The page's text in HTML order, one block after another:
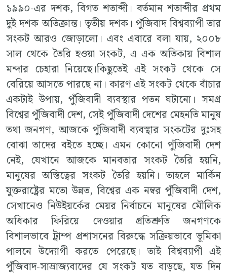
১৯৯০-এর দশক, বিগত শতাব্দী। বর্তমান শতাব্দীর প্রথম
দুই দশক অতিক্রান্ত। তৃতীয় দশক। পুঁজিবাদ বিশ্বব্যাপী তার
সংকট আরও জোড়ালো। এবং এবারে বলা যায়, ২০০৮
সাল থেকে তৈরি হওয়া সংকট, এ এক অতিকায় বিশাল
মন্দার চেহারা নিয়েছে।কিছুতেই এই সংকট থেকে সে
বেরিয়ে আসতে পারছে না। কারণ এই সংকট থেকে বাঁচার
একটাই উপায়, পুঁজিবাদী ব্যবস্থার পতন ঘটানো। সমগ্র
বিশ্বের পুঁজিবাদী দেশ, সেই পুঁজিবাদী দেশের মেহনতি মানুষ
তথা জনগণ, আজকে পুঁজিবাদী ব্যবস্থার সংকটের দুঃসহ
বোঝা তাদের বইতে হচ্ছে। এমন কোনো পুঁজিবাদী দেশ
নেই, যেখানে আজকে মানবতার সংকট তৈরি হয়নি,
মানুষের অস্তিত্বের সংকট তৈরি হয়নি। তাহলে মার্কিন
যুক্তরাষ্ট্রের মতো উন্নত, বিশ্বের এক নম্বর পুঁজিবাদী দেশ,
সেখানেও নিউইয়র্কের মেয়র নির্বাচনে মানুষের মৌলিক
অধিকার ফিরিয়ে দেওয়ার প্রতিশ্রুতি জনগণকে
বিশালভাবে ট্রাম্প প্রশাসনের বিরুদ্ধে সক্রিয়ভাবে ভূমিকা
পালনে উদ্যোগী করতে পেরেছে। তাই বিশ্বব্যাপী এই
পুঁজিবাদ-সাম্রাজ্যবাদের যে সংকট যত বাড়ছে, যত দিন